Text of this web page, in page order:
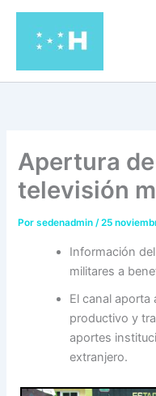
contenido
Apertura
televisión
Porsedenadmin/25
Información
militares a
El canal aporta
productivo y
aportes
extranjero.